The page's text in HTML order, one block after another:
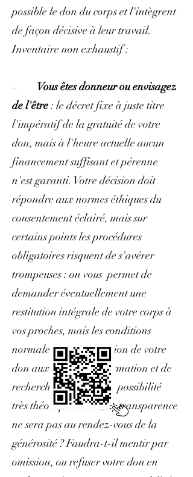
possible le don du corps et l'intègrent
de façon décisive à leur travail.
Inventaire non exhaustif :
– Vous êtes donneur ou envisagez
de l'être: le décret fixe à juste titre
l'impératif de la gratuité de votre
don, mais à l'heure actuelle aucun
financement suffisant et pérenne
n'est garanti. Votre décision doit
répondre aux normes éthiques du
consentement éclairé, mais sur
certains points les procédures
obligatoires risquent de s'avérer
trompeuses : on vous permet de
demander éventuellement une
restitution intégrale de votre corps à
vos proches, mais les conditions
normales de participation de votre
don aux activités de formation et de
recherche rendent cette possibilité
très théorique. Alors, la transparence
ne sera pas au rendez-vous de la
générosité ? Faudra-t-il mentir par
omission, ou refuser votre don en